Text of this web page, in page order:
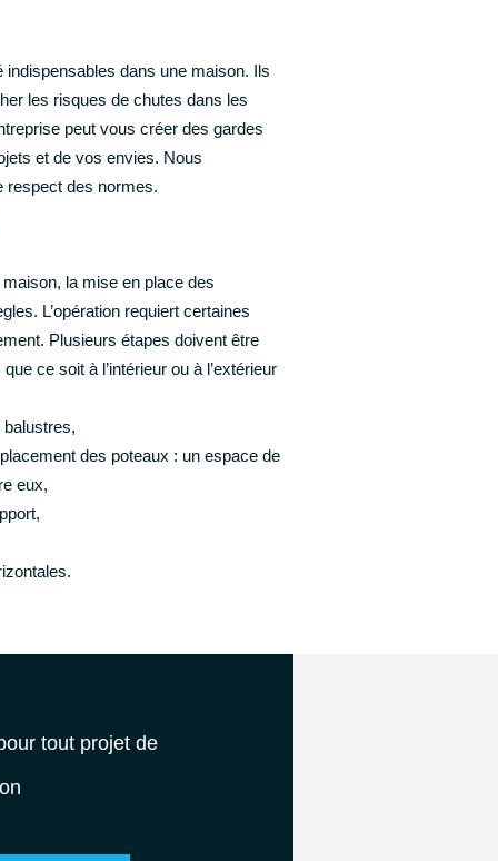
dans une maison. Ils
les risques de chutes dans les
peut vous créer des gardes
et de vos envies. Nous
respect des normes.
la mise en place des
L’opération requiert certaines
Plusieurs étapes doivent être
ce soit à l’intérieur ou à l’extérieur
balustres,
des poteaux : un espace de
eux,
tout projet de